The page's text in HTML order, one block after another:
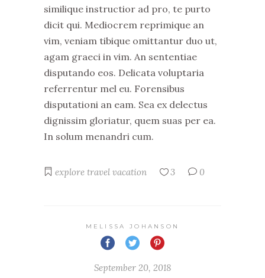
similique instructior ad pro, te purto
dicit qui. Mediocrem reprimique an
vim, veniam tibique omittantur duo ut,
agam graeci in vim. An sententiae
disputando eos. Delicata voluptaria
referrentur mel eu. Forensibus
disputationi an eam. Sea ex delectus
dignissim gloriatur, quem suas per ea.
In solum menandri cum.
explore travel vacation 3 0
MELISSA JOHANSON
September 20, 2018